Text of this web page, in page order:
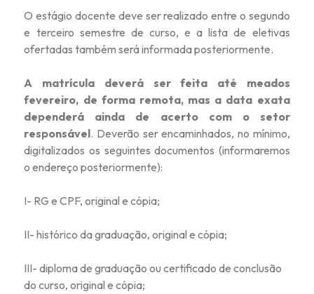
O estágio docente deve ser realizado entre o segundo
e terceiro semestre de curso, e a lista de eletivas
ofertadas também será informada posteriormente.
A matrícula deverá ser feita até meados
fevereiro, de forma remota, mas a data exata
dependerá ainda de acerto com o setor
responsável. Deverão ser encaminhados, no mínimo,
digitalizados os seguintes documentos (informaremos
o endereço posteriormente):
I- RG e CPF, original e cópia;
II- histórico da graduação, original e cópia;
III- diploma de graduação ou certificado de conclusão
do curso, original e cópia;